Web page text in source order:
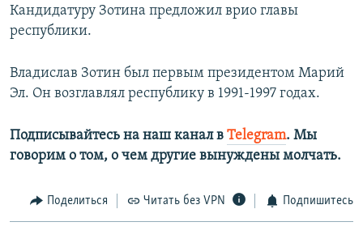
Кандидатуру Зотина предложил врио главы
республики.
Владислав Зотин был первым президентом Марий
Эл. Он возглавлял республику в 1991-1997 годах.
Подписывайтесь на наш канал в Telegram. Мы
говорим о том, о чем другие вынуждены молчать.
Поделиться Читать без VPN Подпишитесь